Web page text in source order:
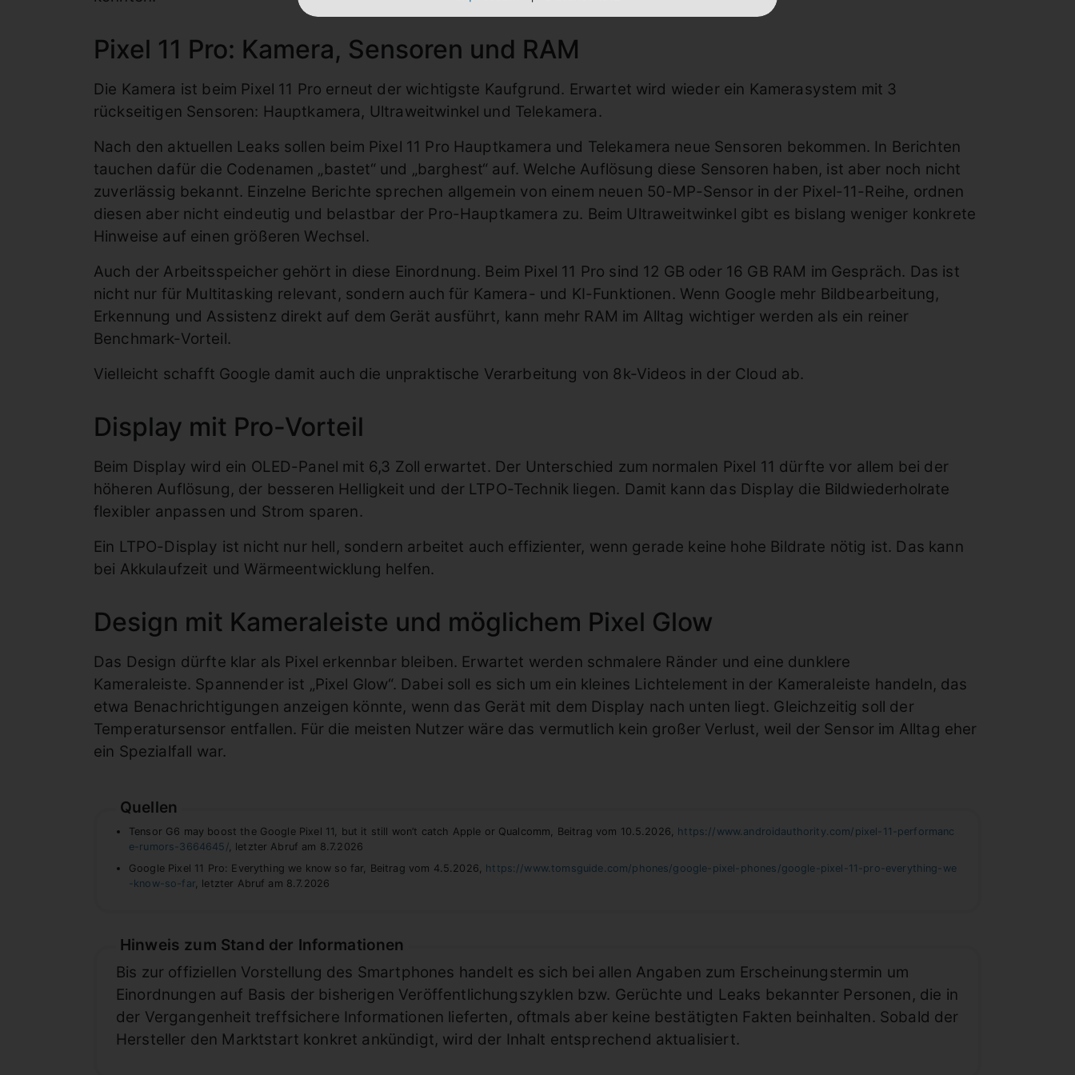
Pixel 11 Pro: Kamera, Sensoren und RAM
Die Kamera ist beim Pixel 11 Pro erneut der wichtigste Kaufgrund. Erwartet wird wieder ein Kamerasystem mit 3
rückseitigen Sensoren: Hauptkamera, Ultraweitwinkel und Telekamera.
Nach den aktuellen Leaks sollen beim Pixel 11 Pro Hauptkamera und Telekamera neue Sensoren bekommen. In Berichten
tauchen dafür die Codenamen „bastet“ und „barghest“ auf. Welche Auflösung diese Sensoren haben, ist aber noch nicht
zuverlässig bekannt. Einzelne Berichte sprechen allgemein von einem neuen 50-MP-Sensor in der Pixel-11-Reihe, ordnen
diesen aber nicht eindeutig und belastbar der Pro-Hauptkamera zu. Beim Ultraweitwinkel gibt es bislang weniger konkrete
Hinweise auf einen größeren Wechsel.
Auch der Arbeitsspeicher gehört in diese Einordnung. Beim Pixel 11 Pro sind 12 GB oder 16 GB RAM im Gespräch. Das ist
nicht nur für Multitasking relevant, sondern auch für Kamera- und KI-Funktionen. Wenn Google mehr Bildbearbeitung,
Erkennung und Assistenz direkt auf dem Gerät ausführt, kann mehr RAM im Alltag wichtiger werden als ein reiner
Benchmark-Vorteil.
Vielleicht schafft Google damit auch die unpraktische Verarbeitung von 8k-Videos in der Cloud ab.
Display mit Pro-Vorteil
Beim Display wird ein OLED-Panel mit 6,3 Zoll erwartet. Der Unterschied zum normalen Pixel 11 dürfte vor allem bei der
höheren Auflösung, der besseren Helligkeit und der LTPO-Technik liegen. Damit kann das Display die Bildwiederholrate
flexibler anpassen und Strom sparen.
Ein LTPO-Display ist nicht nur hell, sondern arbeitet auch effizienter, wenn gerade keine hohe Bildrate nötig ist. Das kann
bei Akkulaufzeit und Wärmeentwicklung helfen.
Design mit Kameraleiste und möglichem Pixel Glow
Das Design dürfte klar als Pixel erkennbar bleiben. Erwartet werden schmalere Ränder und eine dunklere
Kameraleiste. Spannender ist „Pixel Glow“. Dabei soll es sich um ein kleines Lichtelement in der Kameraleiste handeln, das
etwa Benachrichtigungen anzeigen könnte, wenn das Gerät mit dem Display nach unten liegt. Gleichzeitig soll der
Temperatursensor entfallen. Für die meisten Nutzer wäre das vermutlich kein großer Verlust, weil der Sensor im Alltag eher
ein Spezialfall war.
Quellen
Tensor G6 may boost the Google Pixel 11, but it still won’t catch Apple or Qualcomm, Beitrag vom 10.5.2026, https://www.androidauthority.com/pixel-11-performanc
e-rumors-3664645/, letzter Abruf am 8.7.2026
Google Pixel 11 Pro: Everything we know so far, Beitrag vom 4.5.2026, https://www.tomsguide.com/phones/google-pixel-phones/google-pixel-11-pro-everything-we
-know-so-far, letzter Abruf am 8.7.2026
Hinweis zum Stand der Informationen
Bis zur offiziellen Vorstellung des Smartphones handelt es sich bei allen Angaben zum Erscheinungstermin um
Einordnungen auf Basis der bisherigen Veröffentlichungszyklen bzw. Gerüchte und Leaks bekannter Personen, die in
der Vergangenheit treffsichere Informationen lieferten, oftmals aber keine bestätigten Fakten beinhalten. Sobald der
Hersteller den Marktstart konkret ankündigt, wird der Inhalt entsprechend aktualisiert.